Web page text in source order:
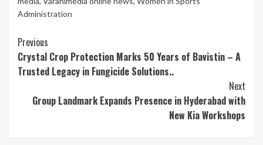
Administration
Continue
Reading
Previous
Crystal Crop Protection Marks 50 Years of Bavistin – A
Trusted Legacy in Fungicide Solutions..
Next
Group Landmark Expands Presence in Hyderabad with
New Kia Workshops